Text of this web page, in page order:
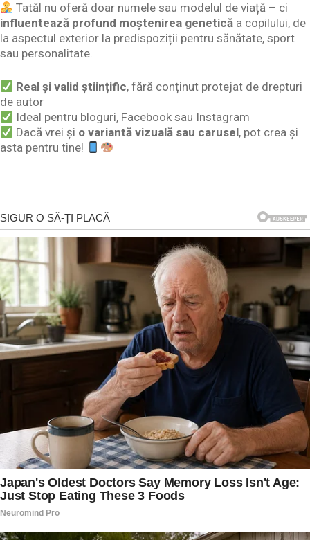
Tatăl nu oferă doar numele sau modelul de viață – ci
influentează profund moștenirea genetică a copilului, de
la aspectul exterior la predispoziții pentru sănătate, sport
sau personalitate.
Real și valid științific, fără conținut protejat de drepturi
de autor
Ideal pentru bloguri, Facebook sau Instagram
Dacă vrei și o variantă vizuală sau carusel, pot crea și
asta pentru tine!